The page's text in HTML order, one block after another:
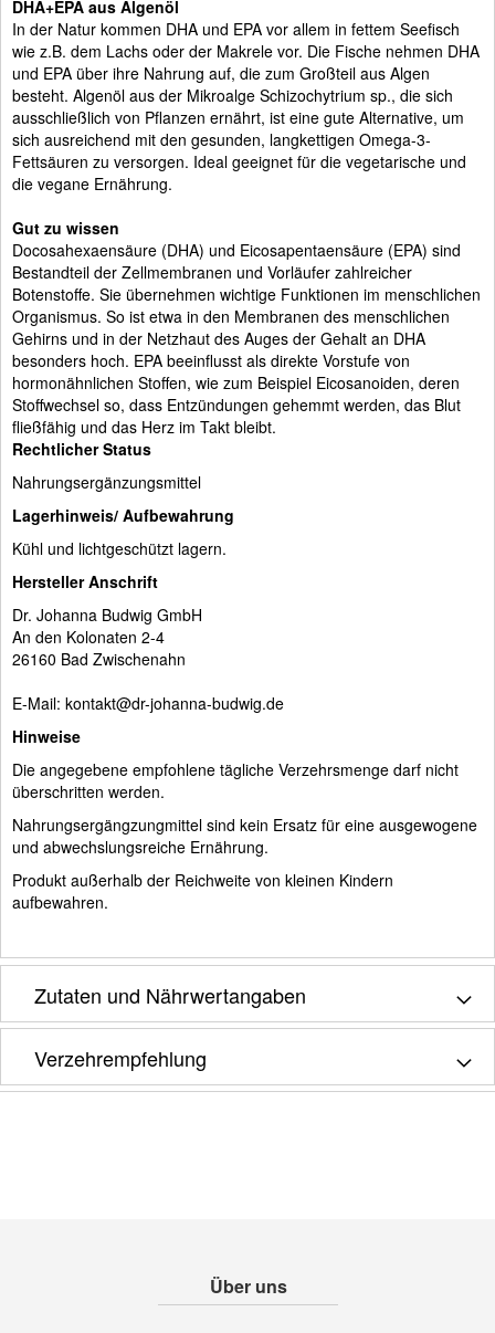
DHA+EPA aus Algenöl
In der Natur kommen DHA und EPA vor allem in fettem Seefisch
wie z.B. dem Lachs oder der Makrele vor. Die Fische nehmen DHA
und EPA über ihre Nahrung auf, die zum Großteil aus Algen
besteht. Algenöl aus der Mikroalge Schizochytrium sp., die sich
ausschließlich von Pflanzen ernährt, ist eine gute Alternative, um
sich ausreichend mit den gesunden, langkettigen Omega-3-
Fettsäuren zu versorgen. Ideal geeignet für die vegetarische und
die vegane Ernährung.
Gut zu wissen
Docosahexaensäure (DHA) und Eicosapentaensäure (EPA) sind
Bestandteil der Zellmembranen und Vorläufer zahlreicher
Botenstoffe. Sie übernehmen wichtige Funktionen im menschlichen
Organismus. So ist etwa in den Membranen des menschlichen
Gehirns und in der Netzhaut des Auges der Gehalt an DHA
besonders hoch. EPA beeinflusst als direkte Vorstufe von
hormonähnlichen Stoffen, wie zum Beispiel Eicosanoiden, deren
Stoffwechsel so, dass Entzündungen gehemmt werden, das Blut
fließfähig und das Herz im Takt bleibt.
Rechtlicher Status
Nahrungsergänzungsmittel
Lagerhinweis/ Aufbewahrung
Kühl und lichtgeschützt lagern.
Hersteller Anschrift
Dr. Johanna Budwig GmbH
An den Kolonaten 2-4
26160 Bad Zwischenahn
E-Mail: kontakt@dr-johanna-budwig.de
Hinweise
Die angegebene empfohlene tägliche Verzehrsmenge darf nicht
überschritten werden.
Nahrungsergängzungmittel sind kein Ersatz für eine ausgewogene
und abwechslungsreiche Ernährung.
Produkt außerhalb der Reichweite von kleinen Kindern
aufbewahren.
Zutaten und Nährwertangaben
Verzehrempfehlung
Über uns